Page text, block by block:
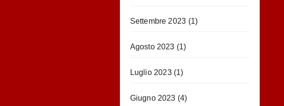
Settembre 2023 (1)
Agosto 2023 (1)
Luglio 2023(1)
Giugno 2023 (4)